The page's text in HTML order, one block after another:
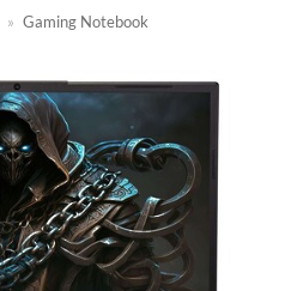
» Gaming Notebook